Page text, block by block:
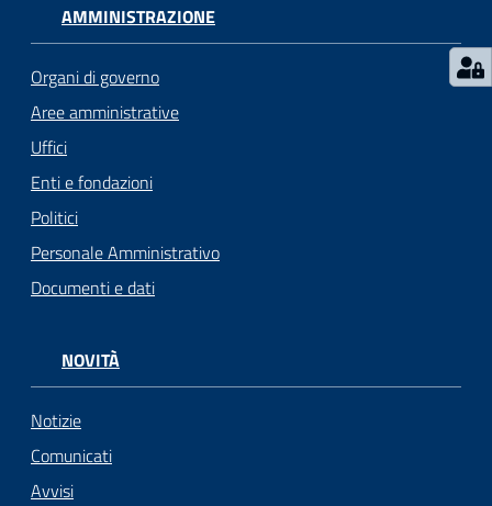
Seguici
su
AMMINISTRAZIONE
Organi di governo
Aree amministrative
Uffici
Enti e fondazioni
Politici
Personale Amministrativo
Documenti e dati
NOVITÀ
Notizie
Comunicati
Avvisi